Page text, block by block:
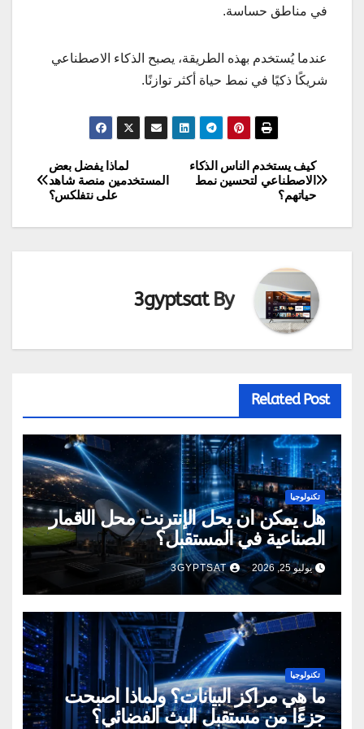
في مناطق حساسة.
عندما يُستخدم بهذه الطريقة، يصبح الذكاء الاصطناعي
شريكًا ذكيًا في نمط حياة أكثر توازنًا.
تصفّح
المقالات
لماذا يفضل بعض
المستخدمين منصة شاهد
على نتفلكس؟
كيف يستخدم الناس الذكاء
الاصطناعي لتحسين نمط
حياتهم؟
By
3gyptsat
Related Post
تكنولوجيا
هل يمكن أن يحل الإنترنت محل الأقمار
الصناعية في المستقبل؟
يوليو 25, 2026 3GYPTSAT
تكنولوجيا
ما هي مراكز البيانات؟ ولماذا أصبحت
جزءًا من مستقبل البث الفضائي؟